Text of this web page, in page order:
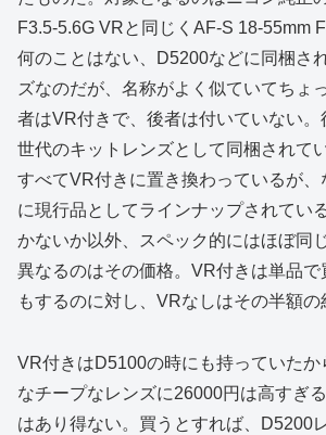
F3.5-5.6G VRと同じくAF-S 18-55mm
何のことはない、D5200などに同梱さ
ズなのだが、名称がよく似ていてちょ
者はVR付きで、後者は付いていない。
世代のキットレンズとして同梱されて
すべてVR付きに置き換わっているが
に現行品としてラインナップされてい
かないか以外、スペック的にはほぼ同
異なるのはその価格。VR付きは単品で
もするのに対し、VRなしはその半額の
VR付きはD5100の時にも持っていたか
なチープなレンズに26000円は高すぎ
はあり得ない。買うとすれば、D5200